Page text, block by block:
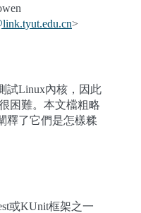
link.tyut.edu.cn>
試Linux內核，因此
困難。本文檔粗略
釋了它們是怎樣糅
或KUnit框架之一